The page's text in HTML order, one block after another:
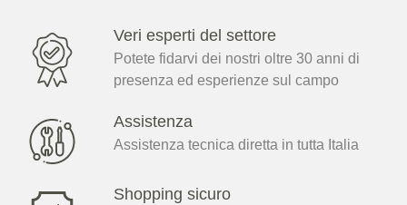
Veri esperti del settore
Potete fidarvi dei nostri oltre 30 anni di
presenza ed esperienze sul campo
Assistenza
Assistenza tecnica diretta in tutta Italia
Shopping sicuro